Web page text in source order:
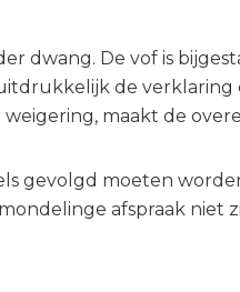
dwang. De vof is
de verklaring
maakt de
gevolgd moeten
afspraak niet